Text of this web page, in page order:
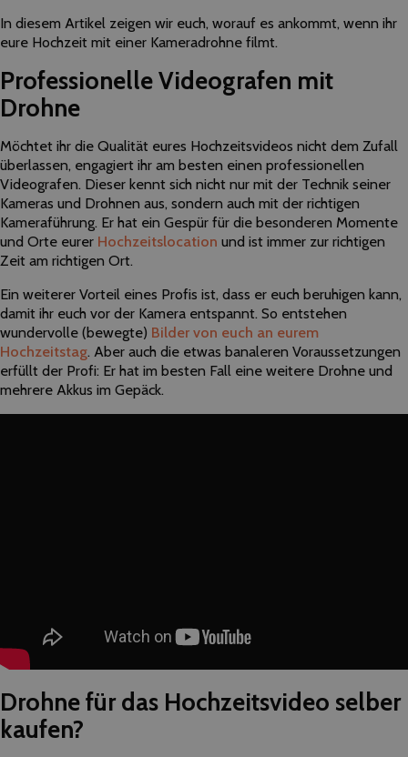
In diesem Artikel zeigen wir euch, worauf es ankommt, wenn ihr
eure Hochzeit mit einer Kameradrohne filmt.
Professionelle Videografen mit
Drohne
Möchtet ihr die Qualität eures Hochzeitsvideos nicht dem Zufall
überlassen, engagiert ihr am besten einen professionellen
Videografen. Dieser kennt sich nicht nur mit der Technik seiner
Kameras und Drohnen aus, sondern auch mit der richtigen
Kameraführung. Er hat ein Gespür für die besonderen Momente
und Orte eurer Hochzeitslocation und ist immer zur richtigen
Zeit am richtigen Ort.
Ein weiterer Vorteil eines Profis ist, dass er euch beruhigen kann,
damit ihr euch vor der Kamera entspannt. So entstehen
wundervolle (bewegte) Bilder von euch an eurem
Hochzeitstag. Aber auch die etwas banaleren Voraussetzungen
erfüllt der Profi: Er hat im besten Fall eine weitere Drohne und
mehrere Akkus im Gepäck.
Drohne für das Hochzeitsvideo selber
kaufen?